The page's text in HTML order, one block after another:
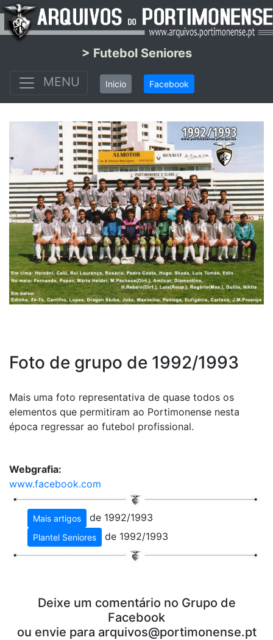
> Futebol Seniores
MENU
Inicio Facebook
Foto de grupo de 1992/1993
Mais uma foto representativa de quase todos os
elementos que permitiram ao Portimonense nesta
época regressar ao futebol profissional.
Webgrafia:
www.facebook.com
Mais artigos de 1992/1993
Plantel Seniores de 1992/1993
Deixe um comentário no Grupo de
Facebook
ou envie para arquivos@portimonense.pt